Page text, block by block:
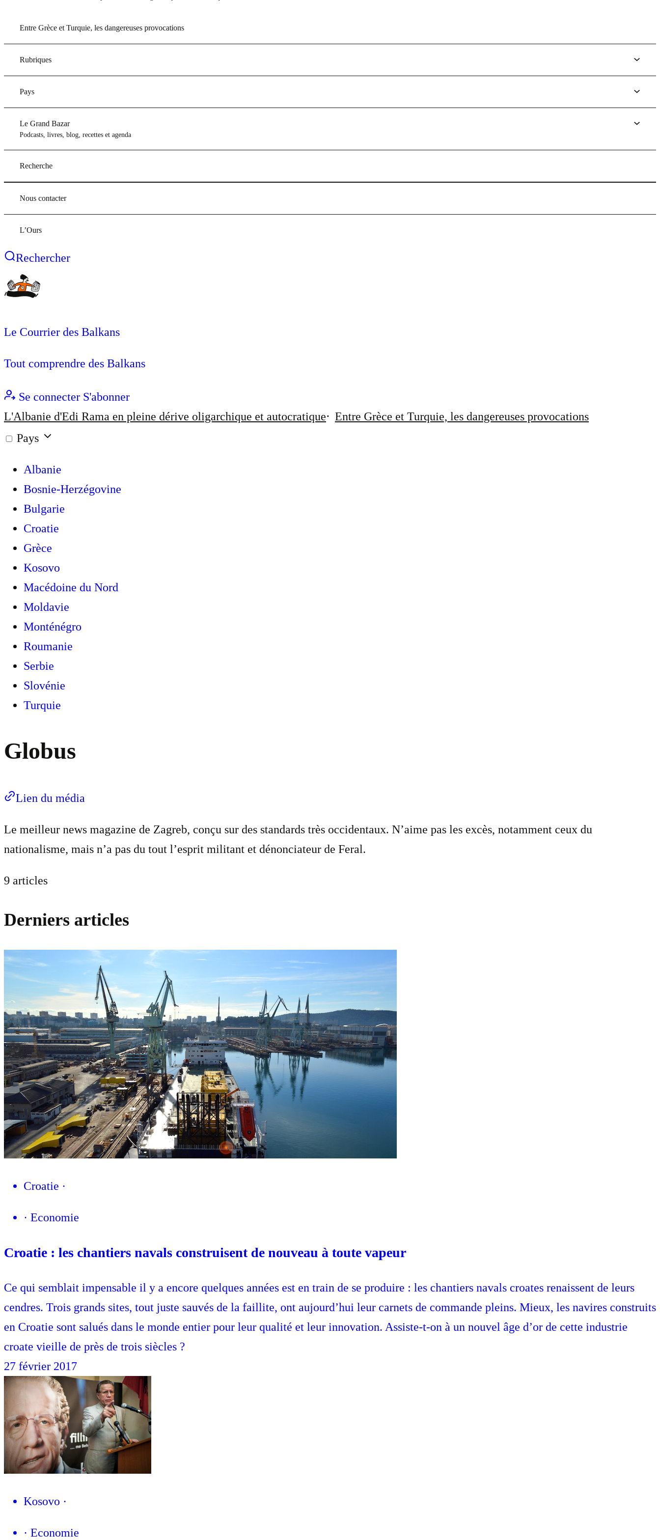
Entre Grèce et Turquie, les dangereuses provocations
Rubriques
Pays
Le Grand Bazar
Podcasts, livres, blog, recettes et agenda
Recherche
Nous contacter
L’Ours
Rechercher
Le Courrier des Balkans
Tout comprendre des Balkans
Se connecter S'abonner
L'Albanie d'Edi Rama en pleine dérive oligarchique et autocratique
Entre Grèce et Turquie, les dangereuses provocations
Pays
Albanie
Bosnie-Herzégovine
Bulgarie
Croatie
Grèce
Kosovo
Macédoine du Nord
Moldavie
Monténégro
Roumanie
Serbie
Slovénie
Turquie
Globus
Lien du média
Le meilleur news magazine de Zagreb, conçu sur des standards très occidentaux. N’aime pas les excès, notamment ceux du
nationalisme, mais n’a pas du tout l’esprit militant et dénonciateur de Feral.
9 articles
Derniers articles
Croatie ·
· Economie
Croatie : les chantiers navals construisent de nouveau à toute vapeur
Ce qui semblait impensable il y a encore quelques années est en train de se produire : les chantiers navals croates renaissent de leurs
cendres. Trois grands sites, tout juste sauvés de la faillite, ont aujourd’hui leur carnets de commande pleins. Mieux, les navires construits
en Croatie sont salués dans le monde entier pour leur qualité et leur innovation. Assiste-t-on à un nouvel âge d’or de cette industrie
croate vieille de près de trois siècles ?
27 février 2017
Kosovo ·
· Economie